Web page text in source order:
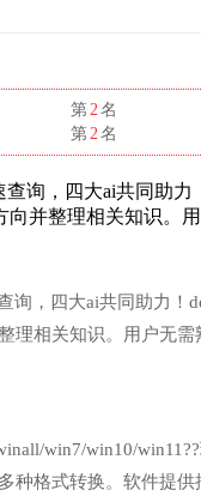
第2名
第2名
询，四大ai共同助力
并整理相关知识。
询，四大ai共同助力！
理相关知识。用户无
win7/win10/
种格式转换。软件提